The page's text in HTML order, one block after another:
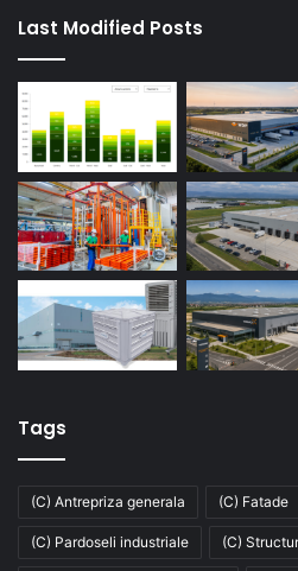
Last Modified Posts
Tags
(C) Antrepriza generala (C) Fatade
(C) Pardoseli industriale (C)